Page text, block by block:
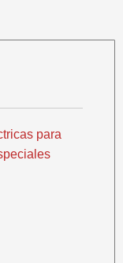
para